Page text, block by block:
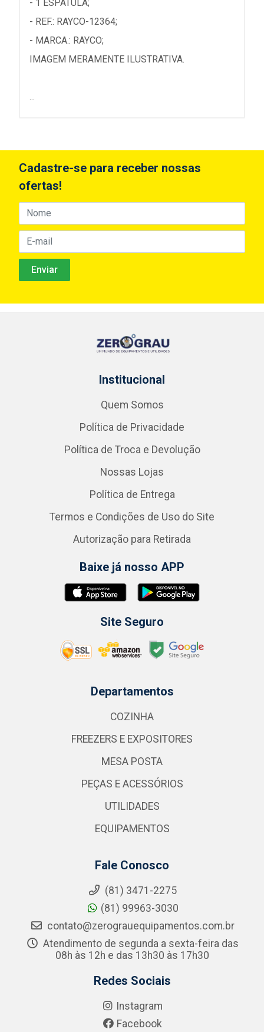
- 1 ESPÁTULA;
- REF.: RAYCO-12364;
- MARCA.: RAYCO;
IMAGEM MERAMENTE ILUSTRATIVA.
Cadastre-se para receber nossas
ofertas!
Institucional
Quem Somos
Política de Privacidade
Política de Troca e Devolução
Nossas Lojas
Política de Entrega
Termos e Condições de Uso do Site
Autorização para Retirada
Baixe já nosso APP
Site Seguro
Departamentos
COZINHA
FREEZERS E EXPOSITORES
MESA POSTA
PEÇAS E ACESSÓRIOS
UTILIDADES
EQUIPAMENTOS
Fale Conosco
(81) 3471-2275
(81) 99963-3030
contato@zerograuequipamentos.com.br
Atendimento de segunda a sexta-feira das
08h às 12h e das 13h30 às 17h30
Redes Sociais
Instagram
Facebook